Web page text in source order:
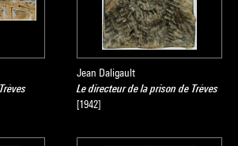
Jean Daligault
Le directeur de la prison de Trèves
[1942]